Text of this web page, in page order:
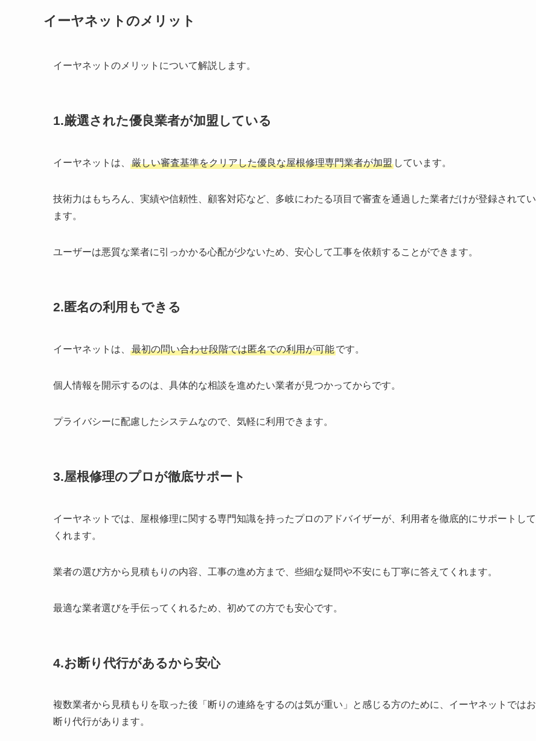
イーヤネットのメリット
イーヤネットのメリットについて解説します。
1.厳選された優良業者が加盟している
イーヤネットは、 厳しい審査基準をクリアした優良な屋根修理専門業者が加盟 しています。
技術力はもちろん、実績や信頼性、顧客対応など、多岐にわたる項目で審査を通過した業者だけが登録されてい
ます。
ユーザーは悪質な業者に引っかかる心配が少ないため、安心して工事を依頼することができます。
2.匿名の利用もできる
イーヤネットは、 最初の問い合わせ段階では匿名での利用が可能です。
個人情報を開示するのは、具体的な相談を進めたい業者が見つかってからです。
プライバシーに配慮したシステムなので、気軽に利用できます。
3.屋根修理のプロが徹底サポート
イーヤネットでは、屋根修理に関する専門知識を持ったプロのアドバイザーが、利用者を徹底的にサポートして
くれます。
業者の選び方から見積もりの内容、工事の進め方まで、些細な疑問や不安にも丁寧に答えてくれます。
最適な業者選びを手伝ってくれるため、初めての方でも安心です。
4.お断り代行があるから安心
複数業者から見積もりを取った後「断りの連絡をするのは気が重い」と感じる方のために、イーヤネットではお
断り代行があります。